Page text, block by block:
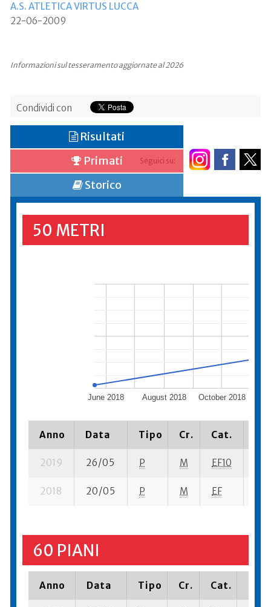
A.S. ATLETICA VIRTUS LUCCA
22-06-2009
Informazioni sul tesseramento aggiornate al 2026
Condividi con
Seguici su:
Risultati
Primati
Storico
50 METRI
June 2018 August 2018 October 2018
Anno Data Tipo Cr. Cat.
2019 26/05 P M EF10
2018 20/05 P M EF
60 PIANI
Anno Data Tipo Cr. Cat.